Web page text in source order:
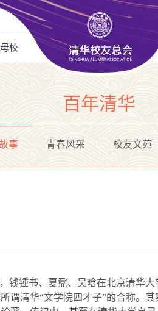
校
百年清华
事 青春风采 校友文苑
钱锺书、夏鼐、吴晗在北京清华
谓清华“文学院四才子”的合称。